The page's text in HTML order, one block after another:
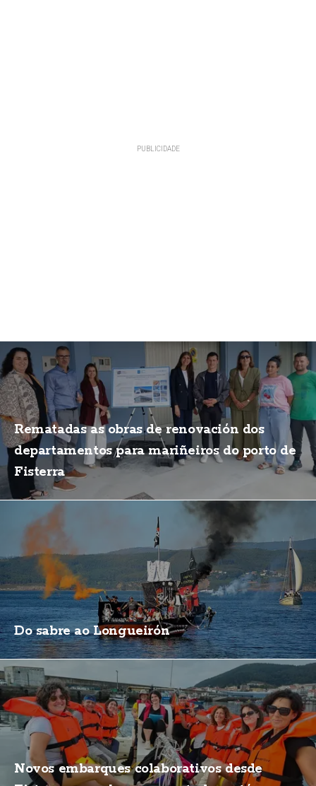
Rematadas as obras de renovación dos
departamentos para mariñeiros do porto de
Fisterra
Do sabre ao Longueirón
Novos embarques colaborativos desde